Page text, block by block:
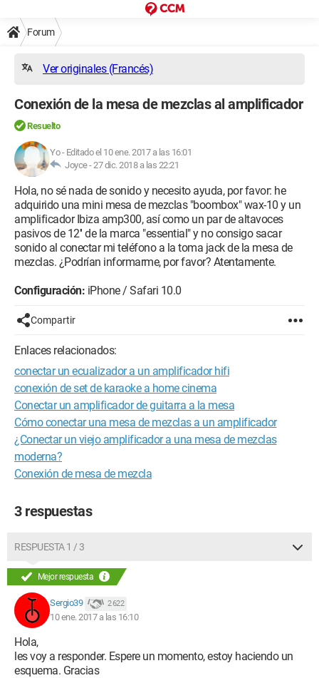
Forum
Ver originales (Francés)
Conexión de la mesa de mezclas al amplificador
Resuelto
Yo- Editado el 10 ene. 2017 a las 16:01
Joyce -27 dic. 2018 a las 22:21
Hola, no sé nada de sonido y necesito ayuda, por favor: he
adquirido una mini mesa de mezclas "boombox" wax-10 y un
amplificador Ibiza amp300, así como un par de altavoces
pasivos de 12'' de la marca "essential" y no consigo sacar
sonido al conectar mi teléfono a la toma jack de la mesa de
mezclas. ¿Podrían informarme, por favor? Atentamente.
Configuración: iPhone / Safari 10.0
Compartir
Enlaces relacionados:
conectar un ecualizador a un amplificador hifi
conexión de set de karaoke a home cinema
Conectar un amplificador de guitarra a la mesa
Cómo conectar una mesa de mezclas a un amplificador
¿Conectar un viejo amplificador a una mesa de mezclas
moderna?
Conexión de mesa de mezcla
3 respuestas
RESPUESTA 1 / 3
Mejor respuesta
Sergio39 2 622
10 ene. 2017 a las 16:10
Hola,
les voy a responder. Espere un momento, estoy haciendo un
esquema. Gracias